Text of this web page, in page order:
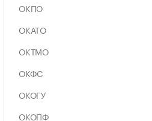
ОКПО
ОКАТО
ОКТМО
ОКФС
ОКОГУ
ОКОПФ